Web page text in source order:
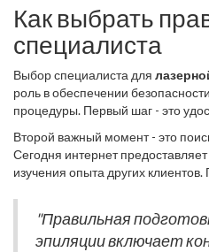
долгосрочных проблем или
лазерную эпиляцию
безопасной и эффективной.
могут стать причиной
Однако, соблюдая все меры
уверенностью утверждать, что
беспочвенные слухи, которые
базы и реальных подтверждений.
Как выбрать
специалиста
Выбор специалиста для
роль в обеспечении
процедуры. Первый шаг - это
Проверить наличие лицензий и
обратившись за информацией в
документы гарантируют, что
обучение и знает, как правильно
оборудование, минимизируя
Второй важный момент - это
Сегодня интернет
изучения опыта других
клиентов помогут сформировать
профессионализме и
"Правильная
эпиляции включает